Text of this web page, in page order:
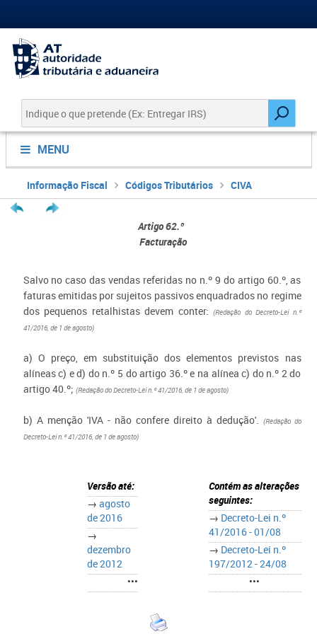
MENU
Informação Fiscal Códigos Tributários CIVA
Artigo 62.º
Facturação
Salvo no caso das vendas referidas no n.º 9 do artigo 60.º, as
faturas emitidas por sujeitos passivos enquadrados no regime
dos pequenos retalhistas devem conter: (Redação do Decreto-Lei n.º
41/2016, de 1 de agosto)
a) O preço, em substituição dos elementos previstos nas
alíneas c) e d) do n.º 5 do artigo 36.º e na alínea c) do n.º 2 do
artigo 40.º; (Redação do Decreto-Lei n.º 41/2016, de 1 de agosto)
b) A menção 'IVA - não confere direito à dedução'. (Redação do
Decreto-Lei n.º 41/2016, de 1 de agosto)
Versão até:
→ agosto
de 2016
→
dezembro
de 2012
•••
Contém as alterações
seguintes:
→ Decreto-Lei n.º
41/2016 - 01/08
→ Decreto-Lei n.º
197/2012 - 24/08
•••